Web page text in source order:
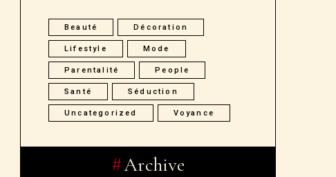
Beauté Décoration
Lifestyle Mode
Parentalité People
Santé Séduction
Uncategorized Voyance
Archive